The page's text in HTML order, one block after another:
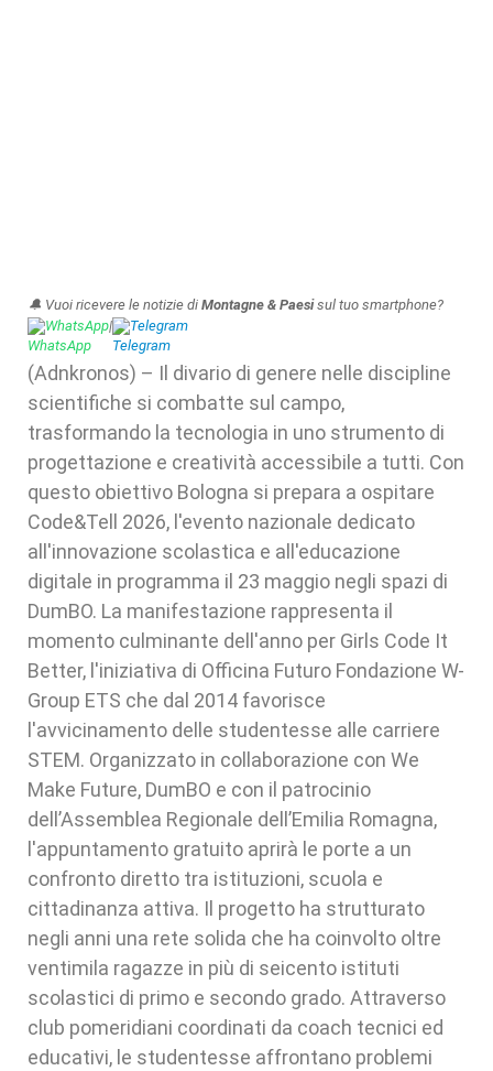
🔔 Vuoi ricevere le notizie di Montagne & Paesisul tuo smartphone?
WhatsApp| Telegram
(Adnkronos) – Il divario di genere nelle discipline
scientifiche si combatte sul campo,
trasformando la tecnologia in uno strumento di
progettazione e creatività accessibile a tutti. Con
questo obiettivo Bologna si prepara a ospitare
Code&Tell 2026, l'evento nazionale dedicato
all'innovazione scolastica e all'educazione
digitale in programma il 23 maggio negli spazi di
DumBO. La manifestazione rappresenta il
momento culminante dell'anno per Girls Code It
Better, l'iniziativa di Officina Futuro Fondazione W-
Group ETS che dal 2014 favorisce
l'avvicinamento delle studentesse alle carriere
STEM. Organizzato in collaborazione con We
Make Future, DumBO e con il patrocinio
dell’Assemblea Regionale dell’Emilia Romagna,
l'appuntamento gratuito aprirà le porte a un
confronto diretto tra istituzioni, scuola e
cittadinanza attiva. Il progetto ha strutturato
negli anni una rete solida che ha coinvolto oltre
ventimila ragazze in più di seicento istituti
scolastici di primo e secondo grado. Attraverso
club pomeridiani coordinati da coach tecnici ed
educativi, le studentesse affrontano problemi